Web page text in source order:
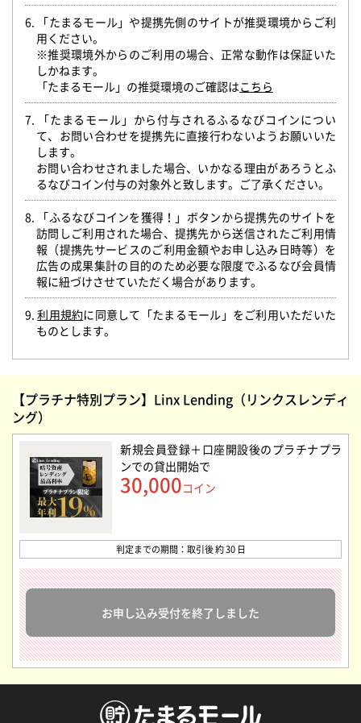
6. 「たまるモール」や提携先側のサイトが推奨環境からご利
用ください。
※推奨環境外からのご利用の場合、正常な動作は保証いた
しかねます。
「たまるモール」の推奨環境のご確認はこちら
7. 「たまるモール」から付与されるふるなびコインについ
て、お問い合わせを提携先に直接行わないようお願いいた
します。
お問い合わせされました場合、いかなる理由があろうとふ
るなびコイン付与の対象外と致します。ご了承ください。
8. 「ふるなびコインを獲得！」ボタンから提携先のサイトを
訪問しご利用された場合、提携先から送信されたご利用情
報（提携先サービスのご利用金額やお申し込み日時等）を
広告の成果集計の目的のため必要な限度でふるなび会員情
報に紐づけさせていただく場合があります。
9.利用規約に同意して「たまるモール」をご利用いただいた
ものとします。
【プラチナ特別プラン】Linx Lending（リンクスレンディ
ング）
新規会員登録＋口座開設後のプラチナプラ
ンでの貸出開始で
30,000コイン
判定までの期間：取引後 約 30 日
お申し込み受付を終了しました